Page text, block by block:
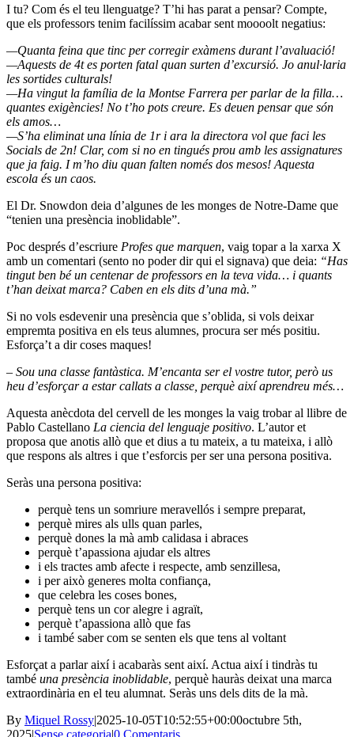
I tu? Com és el teu llenguatge? T’hi has parat a pensar? Compte,
que els professors tenim facilíssim acabar sent moooolt negatius:
—Quanta feina que tinc per corregir exàmens durant l’avaluació!
—Aquests de 4t es porten fatal quan surten d’excursió. Jo anul·laria
les sortides culturals!
—Ha vingut la família de la Montse Farrera per parlar de la filla…
quantes exigències! No t’ho pots creure. Es deuen pensar que són
els amos…
—S’ha eliminat una línia de 1r i ara la directora vol que faci les
Socials de 2n! Clar, com si no en tingués prou amb les assignatures
que ja faig. I m’ho diu quan falten només dos mesos! Aquesta
escola és un caos.
El Dr. Snowdon deia d’algunes de les monges de Notre-Dame que
“tenien una presència inoblidable”.
Poc després d’escriure Profes que marquen, vaig topar a la xarxa X
amb un comentari (sento no poder dir qui el signava) que deia: “Has
tingut ben bé un centenar de professors en la teva vida… i quants
t’han deixat marca? Caben en els dits d’una mà.”
Si no vols esdevenir una presència que s’oblida, si vols deixar
empremta positiva en els teus alumnes, procura ser més positiu.
Esforça’t a dir coses maques!
– Sou una classe fantàstica. M’encanta ser el vostre tutor, però us
heu d’esforçar a estar callats a classe, perquè així aprendreu més…
Aquesta anècdota del cervell de les monges la vaig trobar al llibre de
Pablo Castellano La ciencia del lenguaje positivo. L’autor et
proposa que anotis allò que et dius a tu mateix, a tu mateixa, i allò
que respons als altres i que t’esforcis per ser una persona positiva.
Seràs una persona positiva:
perquè tens un somriure meravellós i sempre preparat,
perquè mires als ulls quan parles,
perquè dones la mà amb calidasa i abraces
perquè t’apassiona ajudar els altres
i els tractes amb afecte i respecte, amb senzillesa,
i per això generes molta confiança,
que celebra les coses bones,
perquè tens un cor alegre i agraït,
perquè t’apassiona allò que fas
i també saber com se senten els que tens al voltant
Esforçat a parlar així i acabaràs sent així. Actua així i tindràs tu
també una presència inoblidable, perquè hauràs deixat una marca
extraordinària en el teu alumnat. Seràs uns dels dits de la mà.
By Miquel Rossy|2025-10-05T10:52:55+00:00octubre 5th,